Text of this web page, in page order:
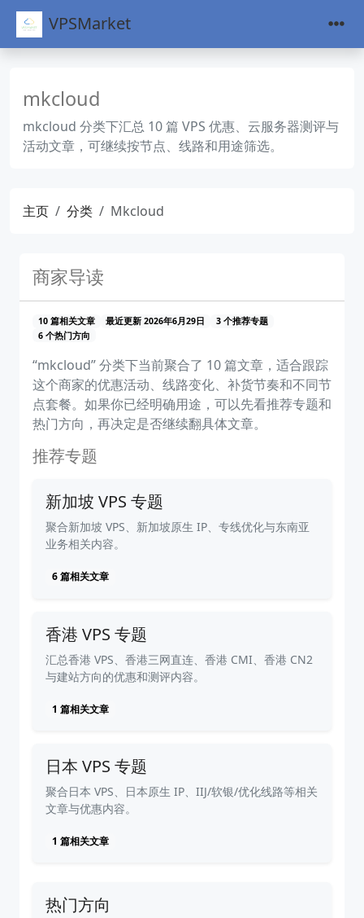
VPSMarket
mkcloud
mkcloud 分类下汇总 10 篇 VPS 优惠、云服务器测评与
活动文章，可继续按节点、线路和用途筛选。
主页 分类 Mkcloud
商家导读
10 篇相关文章 最近更新 2026年6月29日
3 个推荐专题
6 个热门方向
“mkcloud” 分类下当前聚合了 10 篇文章，适合跟踪
这个商家的优惠活动、线路变化、补货节奏和不同节
点套餐。如果你已经明确用途，可以先看推荐专题和
热门方向，再决定是否继续翻具体文章。
推荐专题
新加坡 VPS 专题
聚合新加坡 VPS、新加坡原生 IP、专线优化与东南亚
业务相关内容。
6 篇相关文章
香港 VPS 专题
汇总香港 VPS、香港三网直连、香港 CMI、香港 CN2
与建站方向的优惠和测评内容。
1 篇相关文章
日本 VPS 专题
聚合日本 VPS、日本原生 IP、IIJ/软银/优化线路等相关
文章与优惠内容。
1 篇相关文章
热门方向